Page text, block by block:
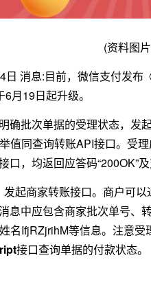
(资料图
日 消息:目前，微信支付发
月19日起升级。
确批次单据的受理状态，发
举值同查询转账API接口。受
口，均返回应答码“200OK”及
发起商家转账接口。商户可以
息中应包含商家批次单号、
名IfjRZjrihM等信息。注意
接口查询单据的付款状态。